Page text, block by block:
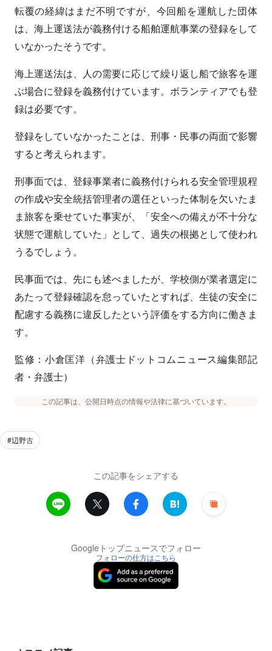
転覆の経緯はまだ不明ですが、今回船を運航した団体
は、海上運送法が義務付ける船舶運航事業の登録をして
いなかったそうです。
海上運送法は、人の需要に応じて繰り返し船で旅客を運
ぶ場合に登録を義務付けています。ボランティアでも登
録は必要です。
登録をしていなかったことは、刑事・民事の両面で影響
すると考えられます。
刑事面では、登録事業者に義務付けられる安全管理規程
の作成や安全統括管理者の選任といった体制を欠いたま
ま旅客を乗せていた事実が、「安全への備えが不十分な
状態で運航していた」として、過失の根拠として使われ
うるでしょう。
民事面では、先にも述べましたが、学校側が業者選定に
あたって登録確認を怠っていたとすれば、生徒の安全に
配慮する義務に違反したという評価をする方向に働きま
す。
監修：小倉匡洋（弁護士ドットコムニュース編集部記
者・弁護士）
この記事は、公開日時点の情報や法律に基づいています。
#辺野古
この記事をシェアする
Googleトップニュースでフォロー
フォローの仕方はこちら